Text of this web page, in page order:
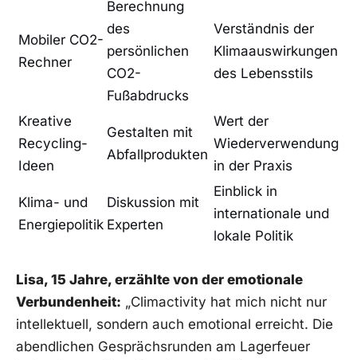
Mobiler CO2-
Rechner
Berechnung
des
persönlichen
CO2-
Fußabdrucks
Verständnis der⁤
Klimaauswirkungen
des Lebensstils
Kreative
Recycling-
Ideen
Gestalten mit
Abfallprodukten
Wert ⁤der
Wiederverwendung
in der ⁣Praxis
Klima- und
Energiepolitik
Diskussion mit
Experten
Einblick ⁤in
internationale und
lokale Politik
Lisa, 15 Jahre, erzählte‌ von der emotionale
Verbundenheit: „Climactivity hat ‌mich nicht ⁣nur
intellektuell,⁤ sondern auch emotional erreicht. Die
abendlichen Gesprächsrunden am Lagerfeuer